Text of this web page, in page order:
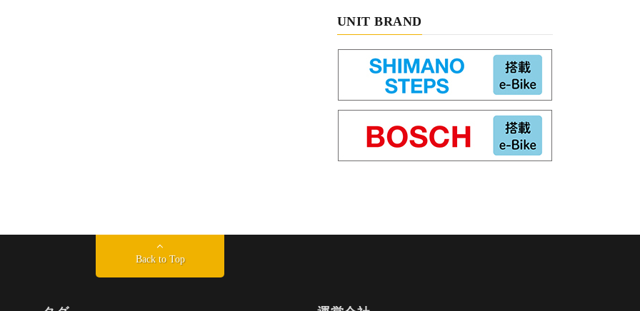
UNIT BRAND
Back to Top